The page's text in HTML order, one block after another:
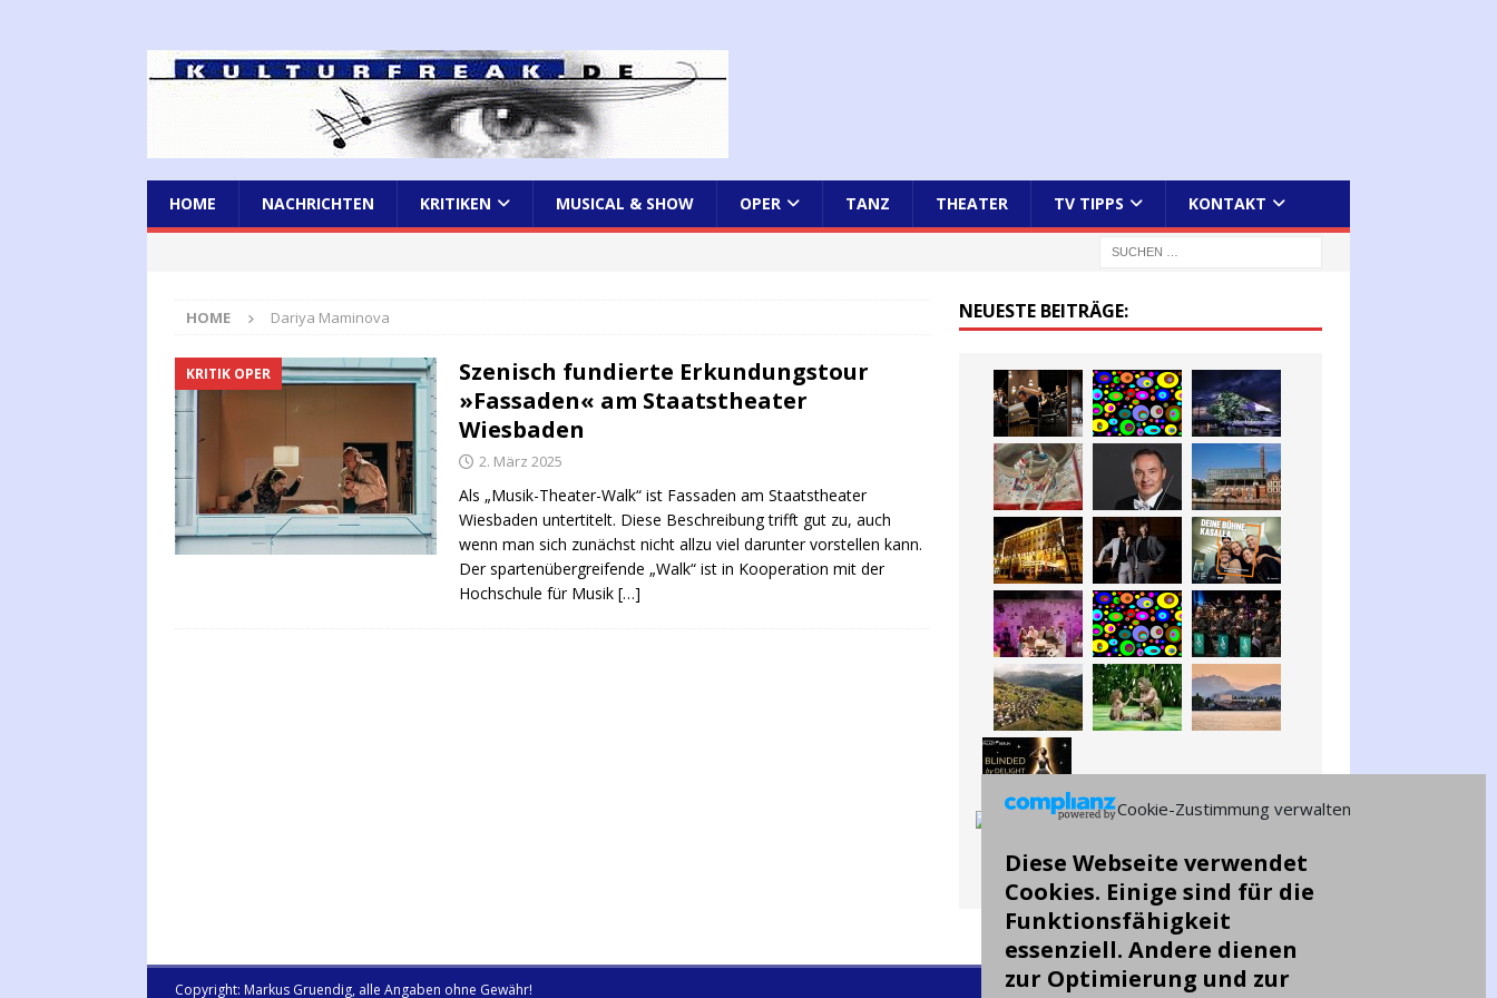
Cookie-Zustimmung verwalten
Diese Webseite verwendet
Cookies. Einige sind für die
Funktionsfähigkeit
essenziell. Andere dienen
zur Optimierung und zur
HOME NACHRICHTEN KRITIKEN MUSICAL & SHOW OPER TANZ THEATER TV TIPPS KONTAKT
HOME Dariya Maminova
KRITIK OPER
Szenisch fundierte Erkundungstour
»Fassaden« am Staatstheater
Wiesbaden
2. März 2025
Als „Musik-Theater-Walk“ ist Fassaden am Staatstheater
Wiesbaden untertitelt. Diese Beschreibung trifft gut zu, auch
wenn man sich zunächst nicht allzu viel darunter vorstellen kann.
Der spartenübergreifende „Walk“ ist in Kooperation mit der
Hochschule für Musik […]
NEUESTE BEITRÄGE:
Copyright: Markus Gruendig, alle Angaben ohne Gewähr!